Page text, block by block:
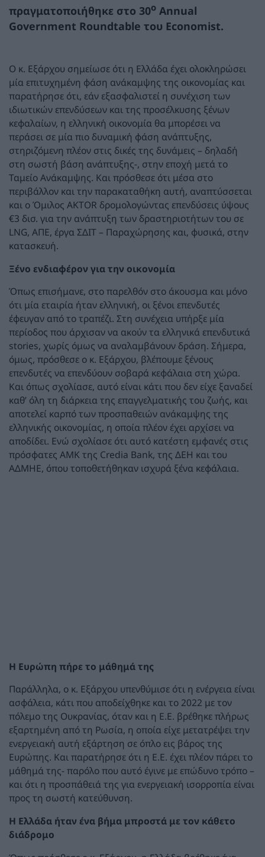
πραγματοποιήθηκε στο 30ο Annual
Government Roundtable του Economist.
Ο κ. Εξάρχου σημείωσε ότι η Ελλάδα έχει ολοκληρώσει
μία επιτυχημένη φάση ανάκαμψης της οικονομίας και
παρατήρησε ότι, εάν εξασφαλιστεί η συνέχιση των
ιδιωτικών επενδύσεων και της προσέλκυσης ξένων
κεφαλαίων, η ελληνική οικονομία θα μπορέσει να
περάσει σε μία πιο δυναμική φάση ανάπτυξης,
στηριζόμενη πλέον στις δικές της δυνάμεις – δηλαδή
στη σωστή βάση ανάπτυξης-, στην εποχή μετά το
Ταμείο Ανάκαμψης. Και πρόσθεσε ότι μέσα στο
περιβάλλον και την παρακαταθήκη αυτή, αναπτύσσεται
και ο Όμιλος AKTOR δρομολογώντας επενδύσεις ύψους
€3 δισ. για την ανάπτυξη των δραστηριοτήτων του σε
LNG, ΑΠΕ, έργα ΣΔΙΤ – Παραχώρησης και, φυσικά, στην
κατασκευή.
Ξένο ενδιαφέρον για την οικονομία
Όπως επισήμανε, στο παρελθόν στο άκουσμα και μόνο
ότι μία εταιρία ήταν ελληνική, οι ξένοι επενδυτές
έφευγαν από το τραπέζι. Στη συνέχεια υπήρξε μία
περίοδος που άρχισαν να ακούν τα ελληνικά επενδυτικά
stories, χωρίς όμως να αναλαμβάνουν δράση. Σήμερα,
όμως, πρόσθεσε ο κ. Εξάρχου, βλέπουμε ξένους
επενδυτές να επενδύουν σοβαρά κεφάλαια στη χώρα.
Και όπως σχολίασε, αυτό είναι κάτι που δεν είχε ξαναδεί
καθ’ όλη τη διάρκεια της επαγγελματικής του ζωής, και
αποτελεί καρπό των προσπαθειών ανάκαμψης της
ελληνικής οικονομίας, η οποία πλέον έχει αρχίσει να
αποδίδει. Ενώ σχολίασε ότι αυτό κατέστη εμφανές στις
πρόσφατες ΑΜΚ της Credia Bank, της ΔΕΗ και του
ΑΔΜΗΕ, όπου τοποθετήθηκαν ισχυρά ξένα κεφάλαια.
Η Ευρώπη πήρε το μάθημά της
Παράλληλα, ο κ. Εξάρχου υπενθύμισε ότι η ενέργεια είναι
ασφάλεια, κάτι που αποδείχθηκε και το 2022 με τον
πόλεμο της Ουκρανίας, όταν και η Ε.Ε. βρέθηκε πλήρως
εξαρτημένη από τη Ρωσία, η οποία είχε μετατρέψει την
ενεργειακή αυτή εξάρτηση σε όπλο εις βάρος της
Ευρώπης. Και παρατήρησε ότι η Ε.Ε. έχει πλέον πάρει το
μάθημά της- παρόλο που αυτό έγινε με επώδυνο τρόπο –
και ότι η προσπάθειά της για ενεργειακή ισορροπία είναι
προς τη σωστή κατεύθυνση.
Η Ελλάδα ήταν ένα βήμα μπροστά με τον κάθετο
διάδρομο